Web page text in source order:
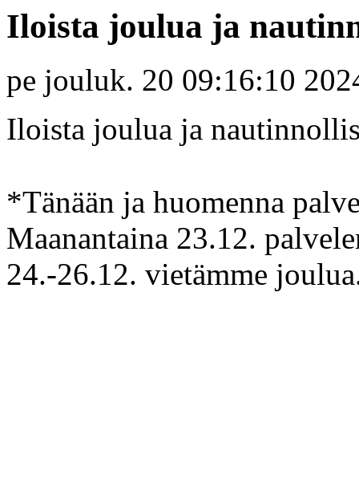
Iloista joulua ja
pe jouluk. 20 09:16:10
Iloista joulua ja
*Tänään ja huomenna
Maanantaina 23.12.
24.-26.12. vietämme